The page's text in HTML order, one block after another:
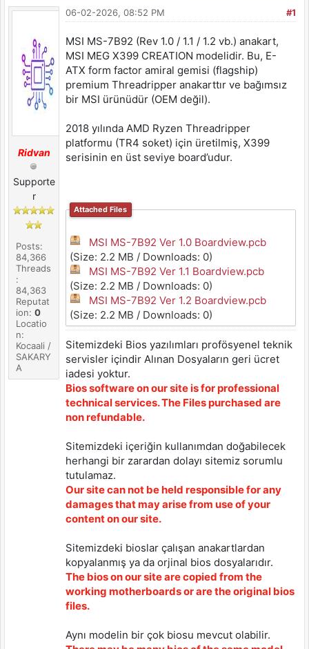
Ridvan
Supporte
r
Posts:
84,366
Threads
:
84,363
Reputat
ion:0
Locatio
n:
Kocaali /
SAKARY
A
#1
06-02-2026, 08:52 PM
MSI MS-7B92 (Rev 1.0 / 1.1 / 1.2 vb.) anakart,
MSI MEG X399 CREATION modelidir. Bu, E-
ATX form factor amiral gemisi (flagship)
premium Threadripper anakarttır ve bağımsız
bir MSI ürünüdür (OEM değil).
2018 yılında AMD Ryzen Threadripper
platformu (TR4 soket) için üretilmiş, X399
serisinin en üst seviye board’udur.
Attached Files
MSI MS-7B92 Ver 1.0 Boardview.pcb
(Size: 2.2 MB / Downloads: 0)
MSI MS-7B92 Ver 1.1 Boardview.pcb
(Size: 2.2 MB / Downloads: 0)
MSI MS-7B92 Ver 1.2 Boardview.pcb
(Size: 2.2 MB / Downloads: 0)
Sitemizdeki Bios yazılımları profösyenel teknik
servisler içindir Alınan Dosyaların geri ücret
iadesi yoktur.
Bios software on our site is for professional
technical services. The Files purchased are
non refundable.
Sitemizdeki içeriğin kullanımdan doğabilecek
herhangi bir zarardan dolayı sitemiz sorumlu
tutulamaz.
Our site can not be held responsible for any
damages that may arise from use of your
content on our site.
Sitemizdeki bioslar çalışan anakartlardan
kopyalanmış ya da orjinal bios dosyalarıdır.
The bios on our site are copied from the
working motherboards or are the original bios
files.
Aynı modelin bir çok biosu mevcut olabilir.